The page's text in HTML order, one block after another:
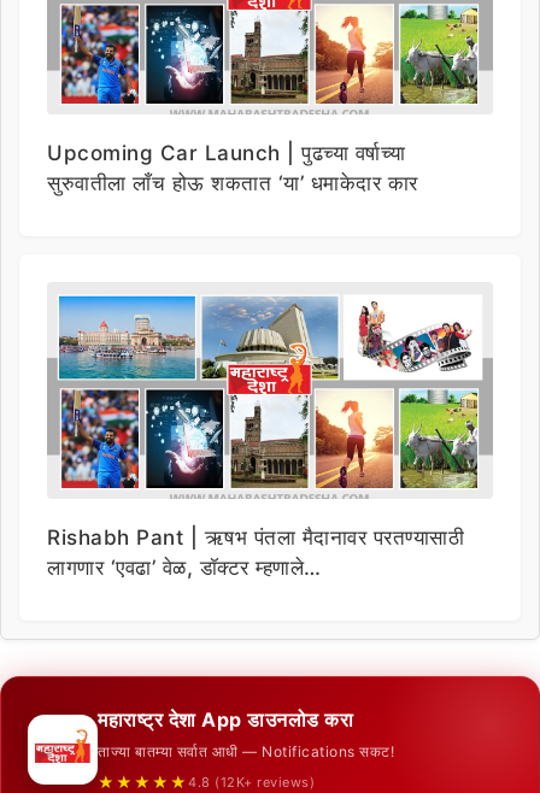
Upcoming Car Launch | पुढच्या वर्षाच्या
सुरुवातीला लाँच होऊ शकतात ‘या’ धमाकेदार कार
Rishabh Pant | ऋषभ पंतला मैदानावर परतण्यासाठी
लागणार ‘एवढा’ वेळ, डॉक्टर म्हणाले…
महाराष्ट्र देशा App डाउनलोड करा
ताज्या बातम्या सर्वात आधी — Notifications सकट!
★★★★★ 4.8 (12K+ reviews)